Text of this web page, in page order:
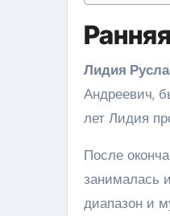
Лидия
Андреевич,
лет Лидия
После
занималась
диапазон и